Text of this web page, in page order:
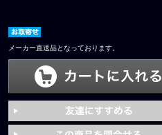
メーカー直送品となっております。